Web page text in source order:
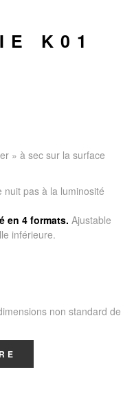
K01
» à sec sur la surface
nuit pas à la luminosité
en 4 formats. Ajustable
inférieure.
non standard de